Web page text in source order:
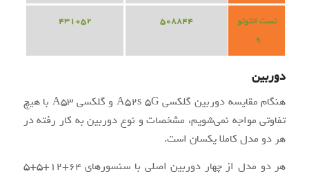
تست انتوتو
9
508844
431052
دوربین
هنگام مقایسه دوربین گلکسی A52s 5G و گلکسی A53 با هیچ
تفاوتی مواجه نمی‌شویم، مشخصات و نوع دوربین به کار رفته در
هر دو مدل کاملا یکسان است.
هر دو مدل از چهار دوربین اصلی با سنسورهای 64+12+5+5